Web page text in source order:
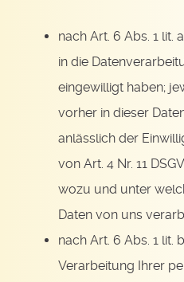
nach Art. 6 Abs. 1 lit.
in die
eingewilligt haben;
vorher in dieser
anlässlich der
von Art. 4 Nr. 11
wozu und unter
Daten von uns
nach Art. 6 Abs. 1 lit.
Verarbeitung Ihrer